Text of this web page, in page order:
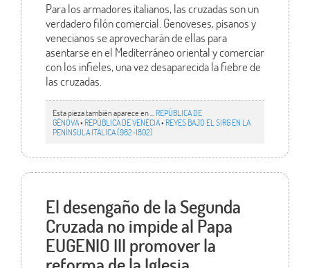
Para los armadores italianos, las cruzadas son un
verdadero filón comercial. Genoveses, pisanos y
venecianos se aprovecharán de ellas para
asentarse en el Mediterráneo oriental y comerciar
con los infieles, una vez desaparecida la fiebre de
las cruzadas.
Esta pieza también aparece en ... REPÚBLICA DE
GÉNOVA• REPÚBLICA DE VENECIA• REYES BAJO EL SIRG EN LA
PENÍNSULA ITÁLICA (962-1802)
El desengaño de la Segunda
Cruzada no impide al Papa
EUGENIO III promover la